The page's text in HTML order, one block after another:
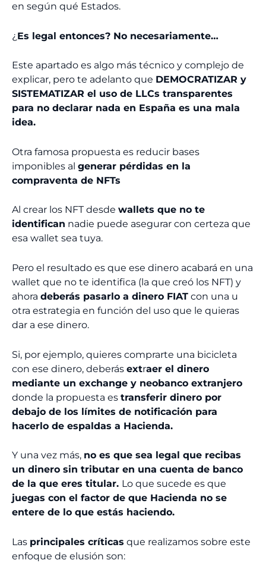
en según qué Estados.
¿ Es legal entonces? No necesariamente…
Este apartado es algo más técnico y complejo de
explicar, pero te adelanto que DEMOCRATIZAR y
SISTEMATIZAR el uso de LLCs transparentes
para no declarar nada en España es una mala
idea.
Otra famosa propuesta es reducir bases
imponibles al generar pérdidas en la
compraventa de NFTs
Al crear los NFT desde wallets que no te
identifican nadie puede asegurar con certeza que
esa wallet sea tuya.
Pero el resultado es que ese dinero acabará en una
wallet que no te identifica (la que creó los NFT) y
ahora deberás pasarlo a dinero FIAT con una u
otra estrategia en función del uso que le quieras
dar a ese dinero.
Si, por ejemplo, quieres comprarte una bicicleta
con ese dinero, deberás extraer el dinero
mediante un exchange y neobanco extranjero
donde la propuesta es transferir dinero por
debajo de los límites de notificación para
hacerlo de espaldas a Hacienda.
Y una vez más, no es que sea legal que recibas
un dinero sin tributar en una cuenta de banco
de la que eres titular. Lo que sucede es que
juegas con el factor de que Hacienda no se
entere de lo que estás haciendo.
Las principales críticas que realizamos sobre este
enfoque de elusión son: